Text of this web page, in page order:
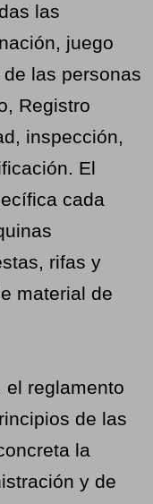
las
juego
las personas
Registro
inspección,
El
cada
rifas y
material de
el reglamento
de las
la
y de